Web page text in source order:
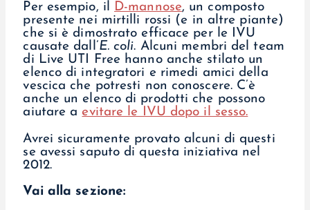
Per esempio, il D-mannose, un composto
presente nei mirtilli rossi (e in altre piante)
che si è dimostrato efficace per le IVU
causate dall’ E. coli. Alcuni membri del team
di Live UTI Free hanno anche stilato un
elenco di integratori e rimedi amici della
vescica che potresti non conoscere. C’è
anche un elenco di prodotti che possono
aiutare a evitare le IVU dopo il sesso.
Avrei sicuramente provato alcuni di questi
se avessi saputo di questa iniziativa nel
2012.
Vai alla sezione: